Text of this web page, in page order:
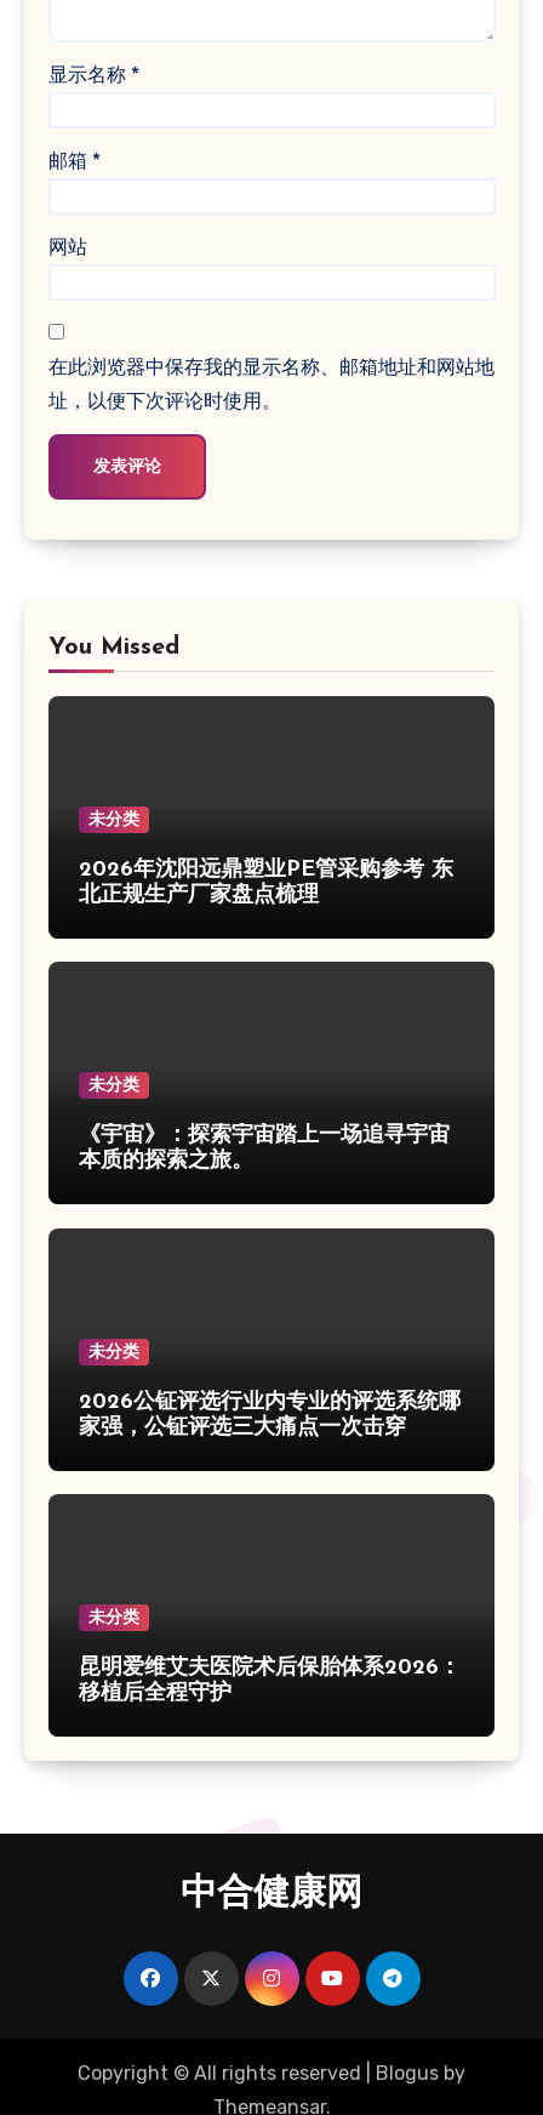
显示名称 *
邮箱 *
网站
在此浏览器中保存我的显示名称、邮箱地址和网站地
址，以便下次评论时使用。
You Missed
未分类
2026年沈阳远鼎塑业PE管采购参考 东
北正规生产厂家盘点梳理
未分类
《宇宙》：探索宇宙踏上一场追寻宇宙
本质的探索之旅。
未分类
2026公钲评选行业内专业的评选系统哪
家强，公钲评选三大痛点一次击穿
未分类
昆明爱维艾夫医院术后保胎体系2026：
移植后全程守护
中合健康网
Copyright © All rights reserved Blogus by
Themeansar.